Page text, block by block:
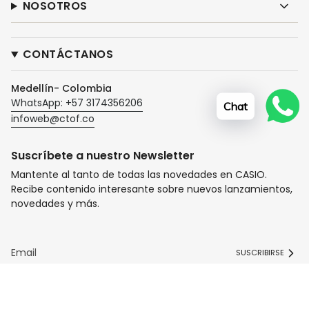
NOSOTROS
CONTÁCTANOS
Medellín- Colombia
WhatsApp: +57 3174356206
infoweb@ctof.co
Suscríbete a nuestro Newsletter
Mantente al tanto de todas las novedades en CASIO.
Recibe contenido interesante sobre nuevos lanzamientos,
novedades y más.
SUSCRIBIRSE
Chat